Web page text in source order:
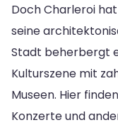
Doch Charleroi
seine
Stadt beherbergt
Kulturszene mit
Museen. Hier
Konzerte und